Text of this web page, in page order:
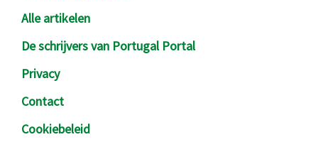
Alle artikelen
De schrijvers van Portugal Portal
Privacy
Contact
Cookiebeleid